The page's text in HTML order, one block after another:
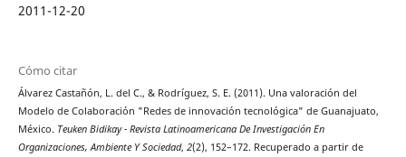
2011-12-20
Cómo citar
Álvarez Castañón, L. del C., & Rodríguez, S. E. (2011). Una valoración del
Modelo de Colaboración "Redes de innovación tecnológica" de Guanajuato,
México. Teuken Bidikay - Revista Latinoamericana De Investigación En
Organizaciones, Ambiente Y Sociedad, 2(2), 152–172. Recuperado a partir de